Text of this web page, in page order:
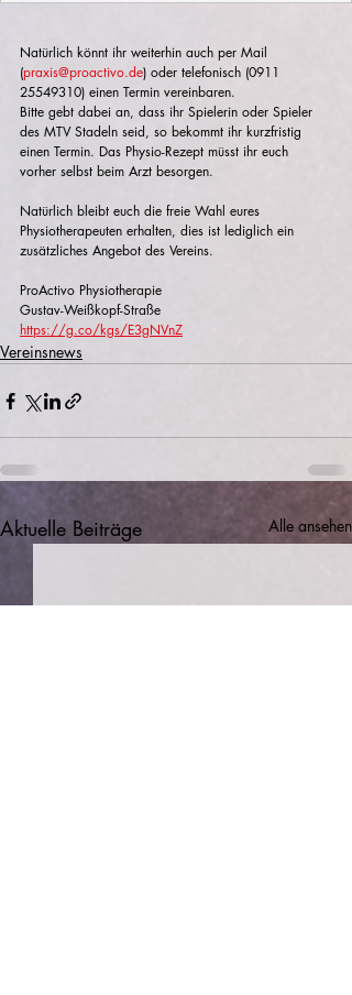
Natürlich könnt ihr weiterhin auch per Mail
(praxis@proactivo.de) oder telefonisch (0911
25549310) einen Termin vereinbaren.
Bitte gebt dabei an, dass ihr Spielerin oder Spieler
des MTV Stadeln seid, so bekommt ihr kurzfristig
einen Termin. Das Physio-Rezept müsst ihr euch
vorher selbst beim Arzt besorgen.
Natürlich bleibt euch die freie Wahl eures
Physiotherapeuten erhalten, dies ist lediglich ein
zusätzliches Angebot des Vereins.
ProActivo Physiotherapie
Gustav-Weißkopf-Straße
https://g.co/kgs/E3gNVnZ
Vereinsnews
Aktuelle Beiträge Alle ansehen